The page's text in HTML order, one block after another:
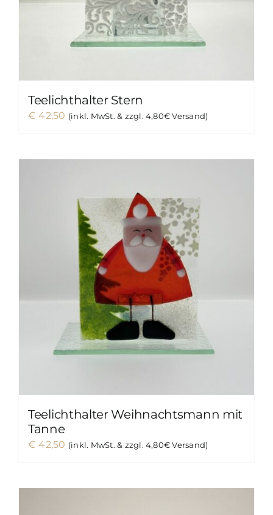
Teelichthalter Stern
€ 42,50 (inkl. MwSt. & zzgl. 4,80€ Versand)
Teelichthalter Weihnachtsmann mit
Tanne
€ 42,50 (inkl. MwSt. & zzgl. 4,80€ Versand)